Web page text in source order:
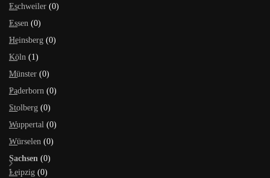
Eschweiler (0)
Essen (0)
Heinsberg (0)
Köln (1)
Münster (0)
Paderborn (0)
Stolberg (0)
Wuppertal (0)
Würselen (0)
Sachsen (0)
Leipzig (0)